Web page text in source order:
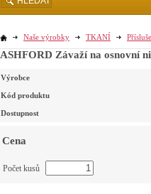
Naše výrobky TKANÍ
ASHFORD Závaží na osnovní
Výrobce
Kód produktu
Dostupnost
Cena
Počet kusů